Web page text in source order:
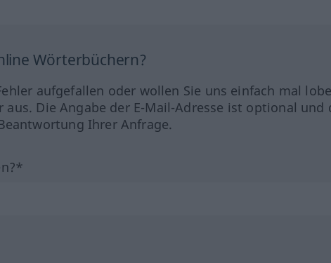
Wörterbüchern?
aufgefallen oder wollen Sie uns einfach mal
aus. Die Angabe der E-Mail-Adresse ist optional und
Ihrer Anfrage.